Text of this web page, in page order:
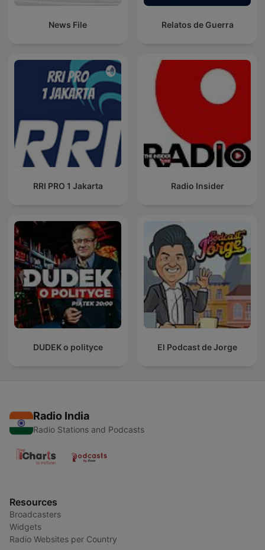
News File Relatos de Guerra
RRI PRO 1 Jakarta Radio Insider
DUDEK o polityce El Podcast de Jorge
Radio India
Radio Stations and Podcasts
Resources
Broadcasters
Widgets
Radio Websites per Country